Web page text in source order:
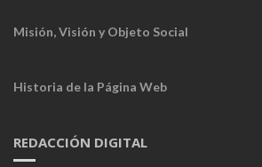
Misión, Visión y Objeto Social
Historia de la Página Web
REDACCIÓN DIGITAL